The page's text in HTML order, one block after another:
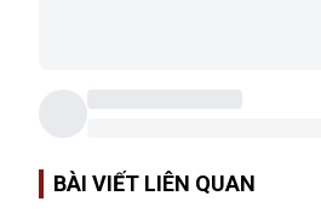
BÀI VIẾT LIÊN QUAN